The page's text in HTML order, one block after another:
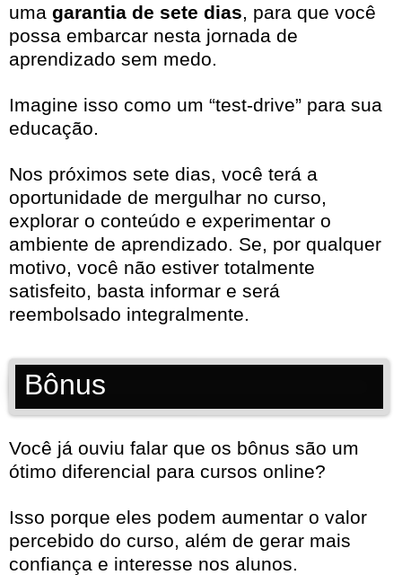
uma garantia de sete dias, para que você
possa embarcar nesta jornada de
aprendizado sem medo.
Imagine isso como um “test-drive” para sua
educação.
Nos próximos sete dias, você terá a
oportunidade de mergulhar no curso,
explorar o conteúdo e experimentar o
ambiente de aprendizado. Se, por qualquer
motivo, você não estiver totalmente
satisfeito, basta informar e será
reembolsado integralmente.
Bônus
Você já ouviu falar que os bônus são um
ótimo diferencial para cursos online?
Isso porque eles podem aumentar o valor
percebido do curso, além de gerar mais
confiança e interesse nos alunos.